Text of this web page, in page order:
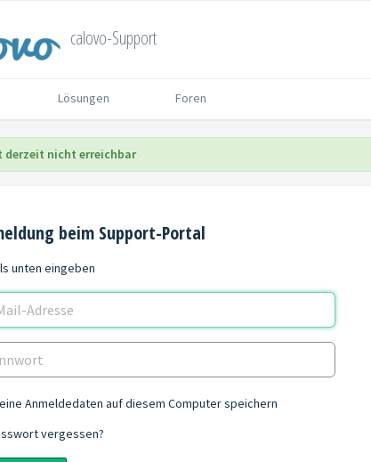
calovo-Support
Lösungen Foren
derzeit nicht erreichbar
beim Support-Portal
unten eingeben
Anmeldedaten auf diesem Computer speichern
vergessen?